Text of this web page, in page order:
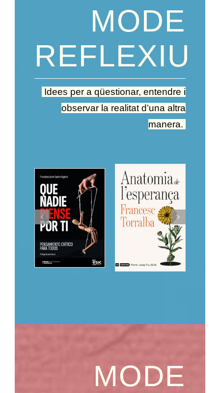
MODE
REFLEXIU
Idees per a qüestionar, entendre i
observar la realitat d’una altra
manera.
MODE